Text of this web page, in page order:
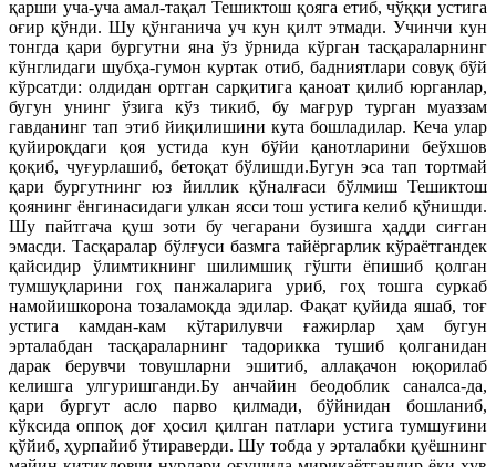
қарши уча-уча амал-тақал Тешиктош қояга етиб, чўққи устига
оғир қўнди. Шу қўнганича уч кун қилт этмади. Учинчи кун
тонгда қари бургутни яна ўз ўрнида кўрган тасқараларнинг
кўнглидаги шубҳа-гумон куртак отиб, бадниятлари совуқ бўй
кўрсатди: олдидан ортган сарқитига қаноат қилиб юрганлар,
бугун унинг ўзига кўз тикиб, бу мағрур турган муаззам
гавданинг тап этиб йиқилишини кута бошладилар. Кеча улар
қуйироқдаги қоя устида кун бўйи қанотларини беўхшов
қоқиб, чуғурлашиб, бетоқат бўлишди.Бугун эса тап тортмай
қари бургутнинг юз йиллик қўналғаси бўлмиш Тешиктош
қоянинг ёнгинасидаги улкан ясси тош устига келиб қўнишди.
Шу пайтгача қуш зоти бу чегарани бузишга ҳадди сиғган
эмасди. Тасқаралар бўлғуси базмга тайёргарлик кўраётгандек
қайсидир ўлимтикнинг шилимшиқ гўшти ёпишиб қолган
тумшуқларини гоҳ панжаларига уриб, гоҳ тошга суркаб
намойишкорона тозаламоқда эдилар. Фақат қуйида яшаб, тоғ
устига камдан-кам кўтарилувчи ғажирлар ҳам бугун
эрталабдан тасқараларнинг тадорикка тушиб қолганидан
дарак берувчи товушларни эшитиб, аллақачон юқорилаб
келишга улгуришганди.Бу анчайин беодоблик саналса-да,
қари бургут асло парво қилмади, бўйнидан бошланиб,
кўксида оппоқ доғ ҳосил қилган патлари устига тумшуғини
қўйиб, ҳурпайиб ўтираверди. Шу тобда у эрталабки қуёшнинг